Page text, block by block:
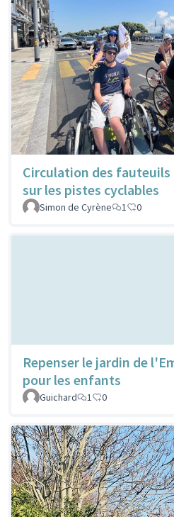
Circulation des
sur les pistes cyclables
Simon de Cyrène
1 0
Repenser le jardin de
pour les enfants
Guichard
1 0